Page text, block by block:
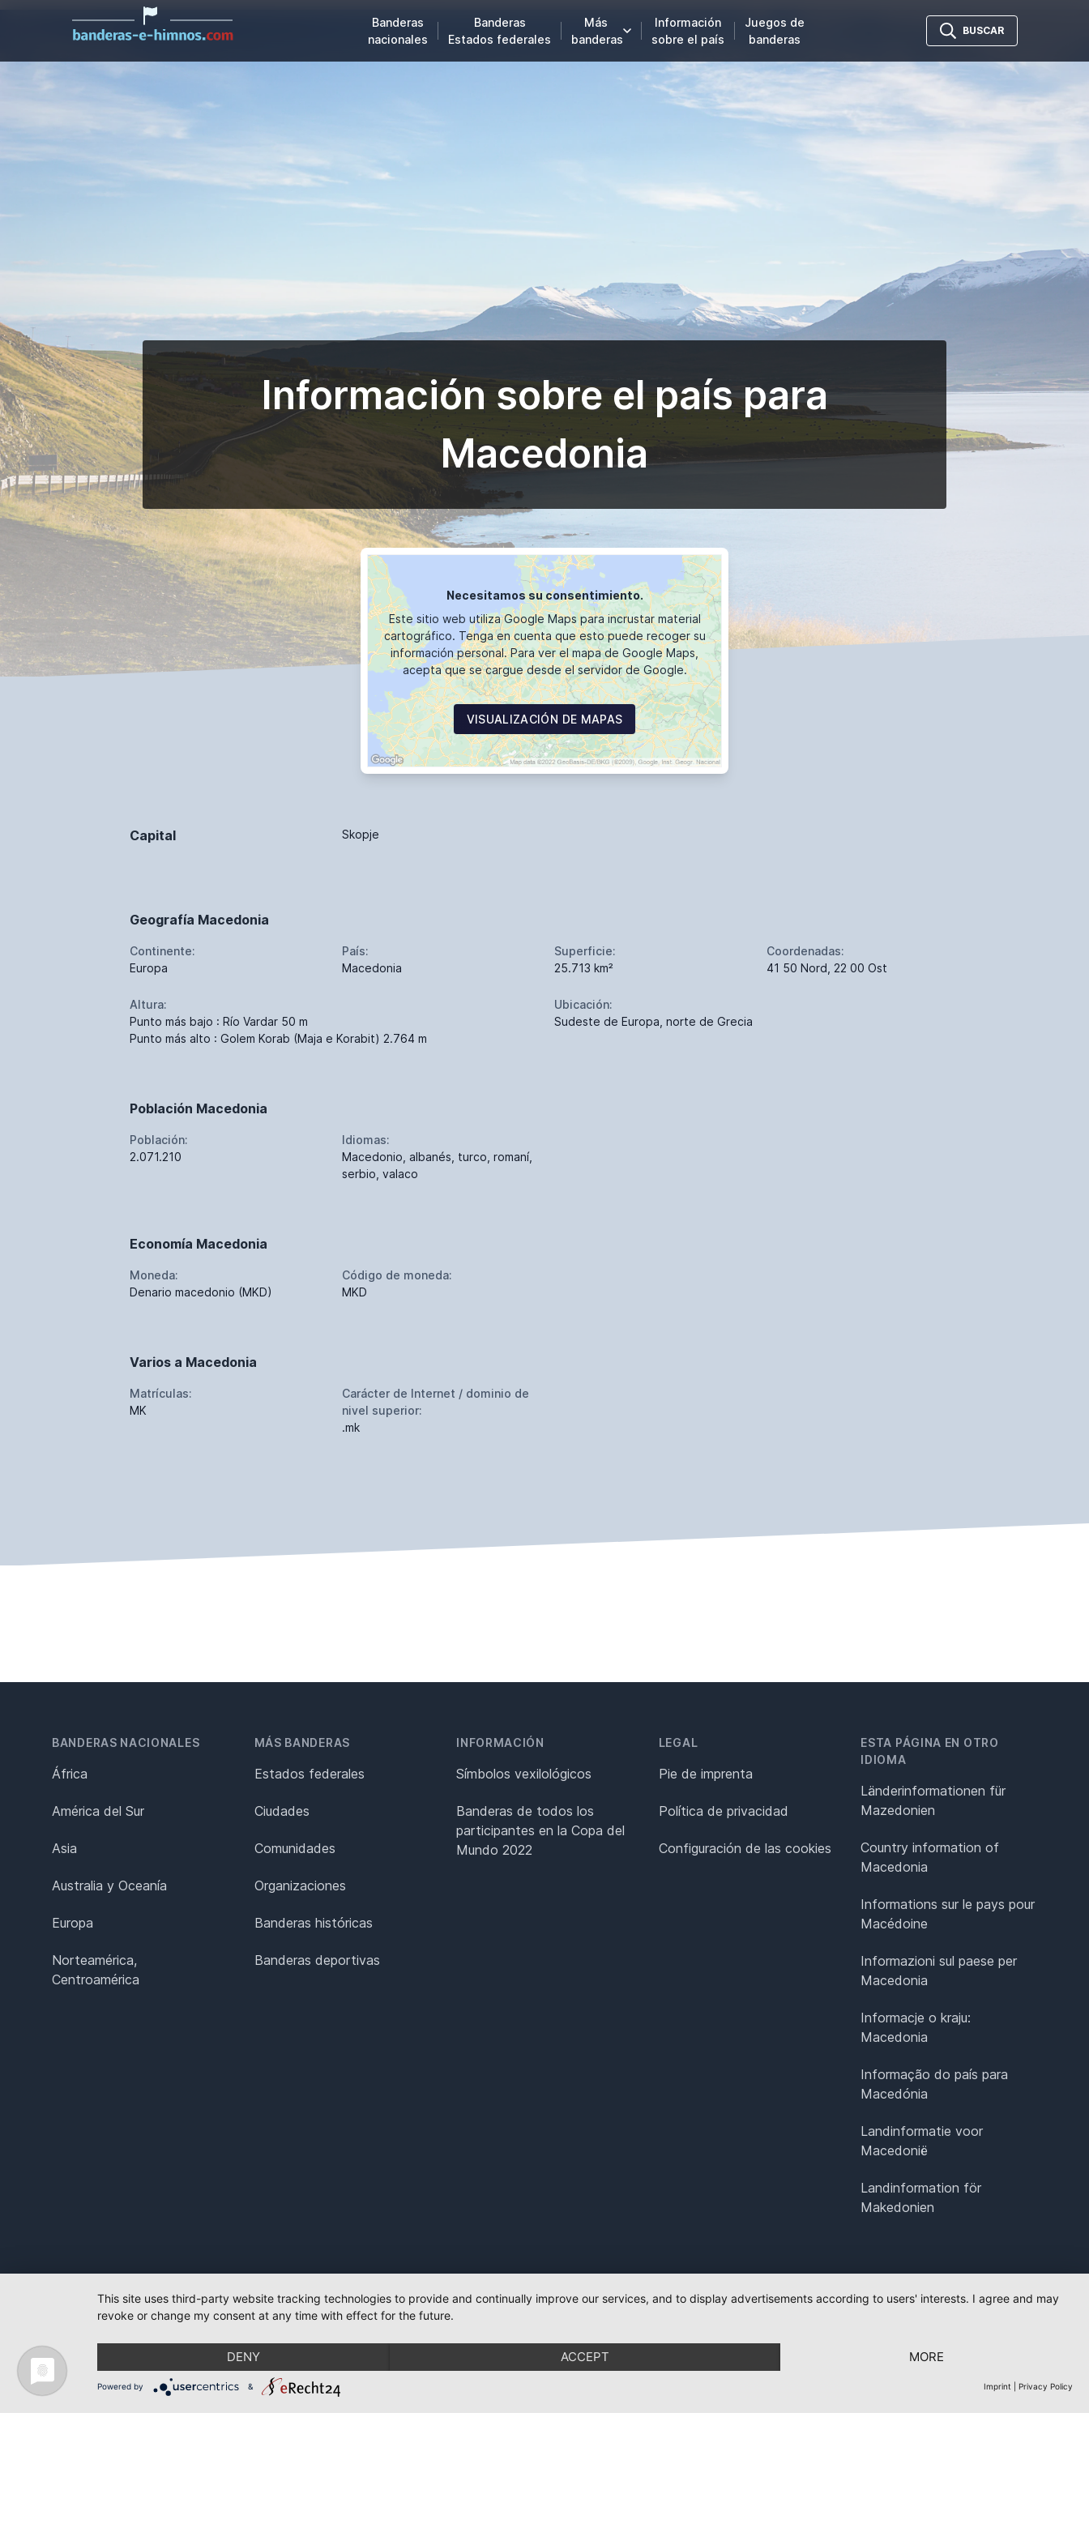
Banderas
nacionales
Banderas
Estados federales
Más
banderas
Información
sobre el país
Juegos de
banderas
BUSCAR
Información sobre el país para
Macedonia
Necesitamos su consentimiento.
Este sitio web utiliza Google Maps para incrustar material
cartográfico. Tenga en cuenta que esto puede recoger su
información personal. Para ver el mapa de Google Maps,
acepta que se cargue desde el servidor de Google.
VISUALIZACIÓN DE MAPAS
Capital Skopje
Geografía Macedonia
Continente:
Europa
País:
Macedonia
Superficie:
25.713 km²
Coordenadas:
41 50 Nord, 22 00 Ost
Altura:
Punto más bajo : Río Vardar 50 m
Punto más alto : Golem Korab (Maja e Korabit) 2.764 m
Ubicación:
Sudeste de Europa, norte de Grecia
Población Macedonia
Población:
2.071.210
Idiomas:
Macedonio, albanés, turco, romaní,
serbio, valaco
Economía Macedonia
Moneda:
Denario macedonio (MKD)
Código de moneda:
MKD
Varios a Macedonia
Matrículas:
MK
Carácter de Internet / dominio de
nivel superior:
.mk
BANDERAS NACIONALES
África
América del Sur
Asia
Australia y Oceanía
Europa
Norteamérica,
Centroamérica
MÁS BANDERAS
Estados federales
Ciudades
Comunidades
Organizaciones
Banderas históricas
Banderas deportivas
INFORMACIÓN
Símbolos vexilológicos
Banderas de todos los
participantes en la Copa del
Mundo 2022
LEGAL
Pie de imprenta
Política de privacidad
Configuración de las cookies
ESTA PÁGINA EN OTRO
IDIOMA
Länderinformationen für
Mazedonien
Country information of
Macedonia
Informations sur le pays pour
Macédoine
Informazioni sul paese per
Macedonia
Informacje o kraju:
Macedonia
Informação do país para
Macedónia
Landinformatie voor
Macedonië
Landinformation för
Makedonien
This site uses third-party website tracking technologies to provide and continually improve our services, and to display advertisements according to users' interests. I agree and may
revoke or change my consent at any time with effect for the future.
DENY ACCEPT MORE
Powered by & Imprint Privacy Policy